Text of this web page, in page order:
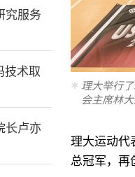
究服务
技术取
长卢亦
理大举行
会主席林
理大运动代
总冠军，再